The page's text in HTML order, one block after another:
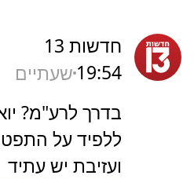
חדשות 13
19:54 שעתיים
בדרך לרע"מ?
ללפיד על
ועזיבת יש עתיד